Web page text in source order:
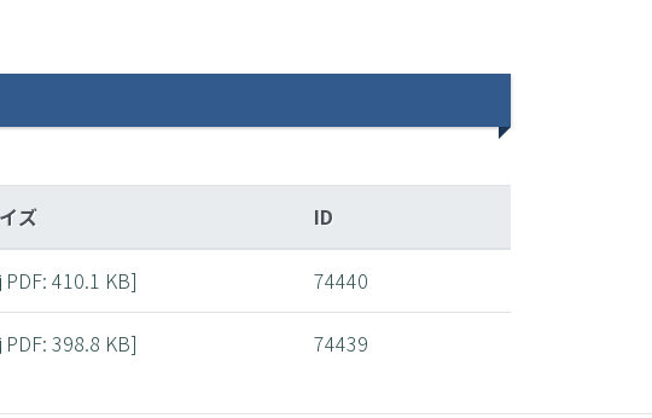
ズ ID
PDF: 410.1 KB] 74440
PDF: 398.8 KB] 74439